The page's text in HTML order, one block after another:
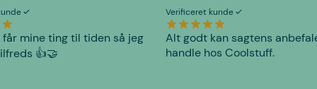
får mine ting til tiden så jeg
👍🤝
Verificeret kunde
Alt godt kan sagtens
handle hos Coolstuff.